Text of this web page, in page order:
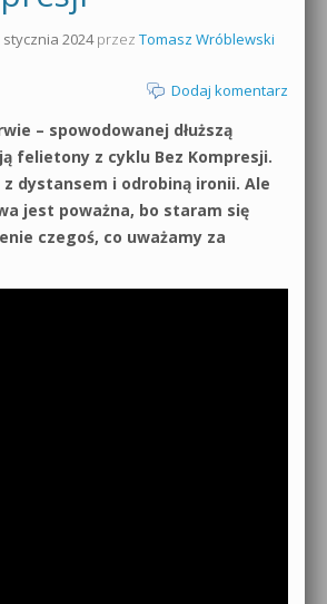
od podstaw
Massive
stycznia 2024przez Tomasz Wróblewski
Dodaj komentarz
– spowodowanej dłuższą
felietony z cyklu Bez Kompresji.
z dystansem i odrobiną ironii. Ale
jest poważna, bo staram się
czegoś, co uważamy za